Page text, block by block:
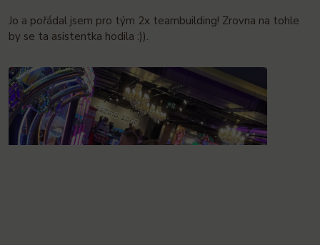
Jo a pořádal jsem pro tým 2x teambuilding! Zrovna na tohle
by se ta asistentka hodila :)).